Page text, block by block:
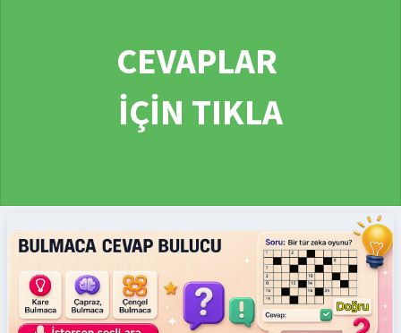
CEVAPLAR
İÇİN TIKLA